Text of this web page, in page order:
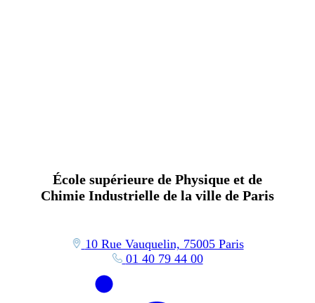
École supérieure de Physique et de
Chimie Industrielle de la ville de Paris
10 Rue Vauquelin, 75005 Paris
01 40 79 44 00